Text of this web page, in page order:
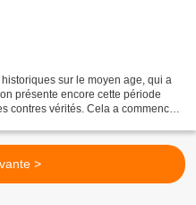
sur le moyen age, qui a
présente encore cette période
contres vérités. Cela a commencé
>